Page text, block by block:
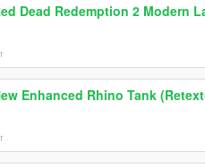
Dead Redemption 2 Modern
Enhanced Rhino Tank